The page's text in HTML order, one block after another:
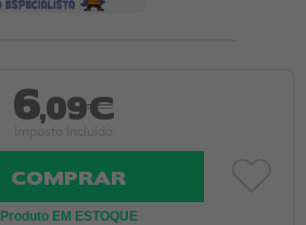
6,09€
COMPRAR
Produto EM ESTOQUE